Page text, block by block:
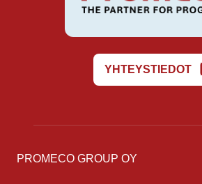
YHTEYSTIEDOT
PROMECO GROUP OY